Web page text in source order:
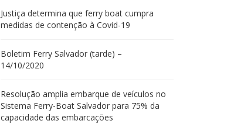
Justiça determina que ferry boat cumpra
medidas de contenção à Covid-19
Boletim Ferry Salvador (tarde) –
14/10/2020
Resolução amplia embarque de veículos no
Sistema Ferry-Boat Salvador para 75% da
capacidade das embarcações